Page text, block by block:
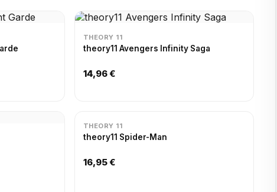
THEORY 11
theory11 Avengers Infinity Saga
14,96 €
THEORY 11
theory11 Spider-Man
16,95 €